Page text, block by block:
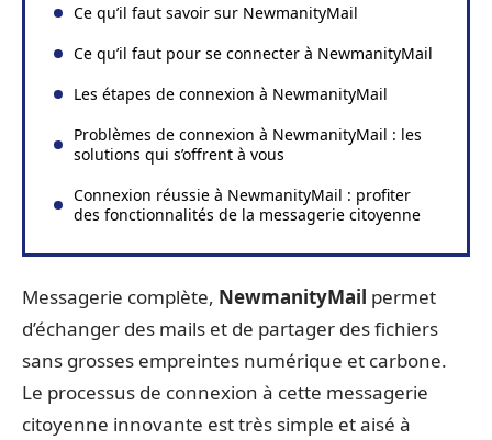
Ce qu’il faut savoir sur NewmanityMail
Ce qu’il faut pour se connecter à NewmanityMail
Les étapes de connexion à NewmanityMail
Problèmes de connexion à NewmanityMail : les
solutions qui s’offrent à vous
Connexion réussie à NewmanityMail : profiter
des fonctionnalités de la messagerie citoyenne
Messagerie complète, NewmanityMail permet
d’échanger des mails et de partager des fichiers
sans grosses empreintes numérique et carbone.
Le processus de connexion à cette messagerie
citoyenne innovante est très simple et aisé à